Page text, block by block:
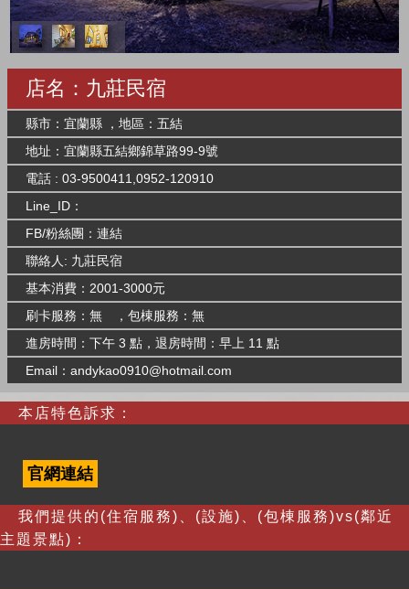
店名：九莊民宿
縣市：宜蘭縣 ，地區：五結
地址：宜蘭縣五結鄉錦草路99-9號
電話 : 03-9500411,0952-120910
Line_ID：
FB/粉絲團： 連結
聯絡人: 九莊民宿
基本消費：2001-3000元
刷卡服務：無 ，包棟服務：無
進房時間：下午 3 點，退房時間：早上 11 點
Email： andykao0910@hotmail.com
本店特色訴求：
官網連結
我們提供的(住宿服務)、(設施)、(包棟服務)vs(鄰近
主題景點)：